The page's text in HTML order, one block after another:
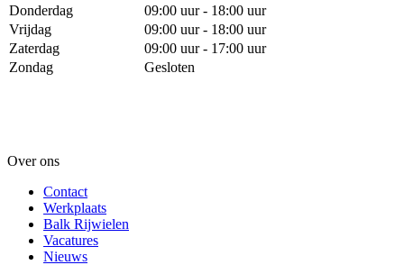
Donderdag
09:00 uur - 18:00 uur
Vrijdag
09:00 uur - 18:00 uur
Zaterdag
09:00 uur - 17:00 uur
Zondag
Gesloten
Over ons
Contact
Werkplaats
Balk Rijwielen
Vacatures
Nieuws